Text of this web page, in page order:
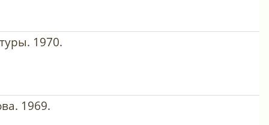
1970.
1969.